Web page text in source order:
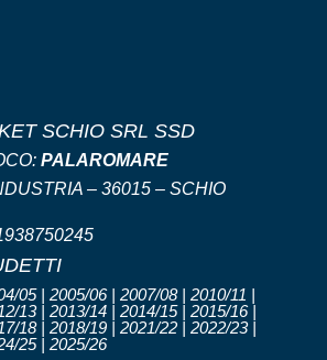
SCHIO SRL SSD
PALAROMARE
– 36015 – SCHIO
05 | 2005/06 | 2007/08 | 2010/11 |
13 | 2013/14 | 2014/15 | 2015/16 |
18 | 2018/19 | 2021/22 | 2022/23 |
25 | 2025/26